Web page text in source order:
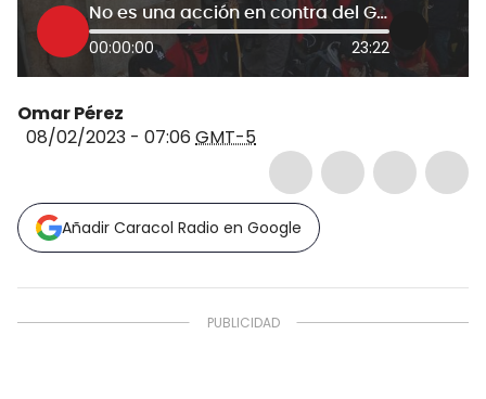
No es una acción en contra del Gobierno Petro: Asoinca sobre protestas
00:00:00 23:22
Omar Pérez
08/02/2023 - 07:06 GMT-5
Añadir Caracol Radio en Google